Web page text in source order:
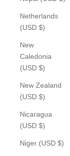
Netherlands
(USD $)
New
Caledonia
(USD $)
New Zealand
(USD $)
Nicaragua
(USD $)
Niger (USD $)